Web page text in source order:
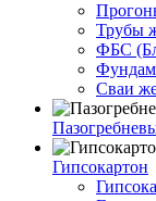
Трубы
ФБС
Сваи
Гипсокартон